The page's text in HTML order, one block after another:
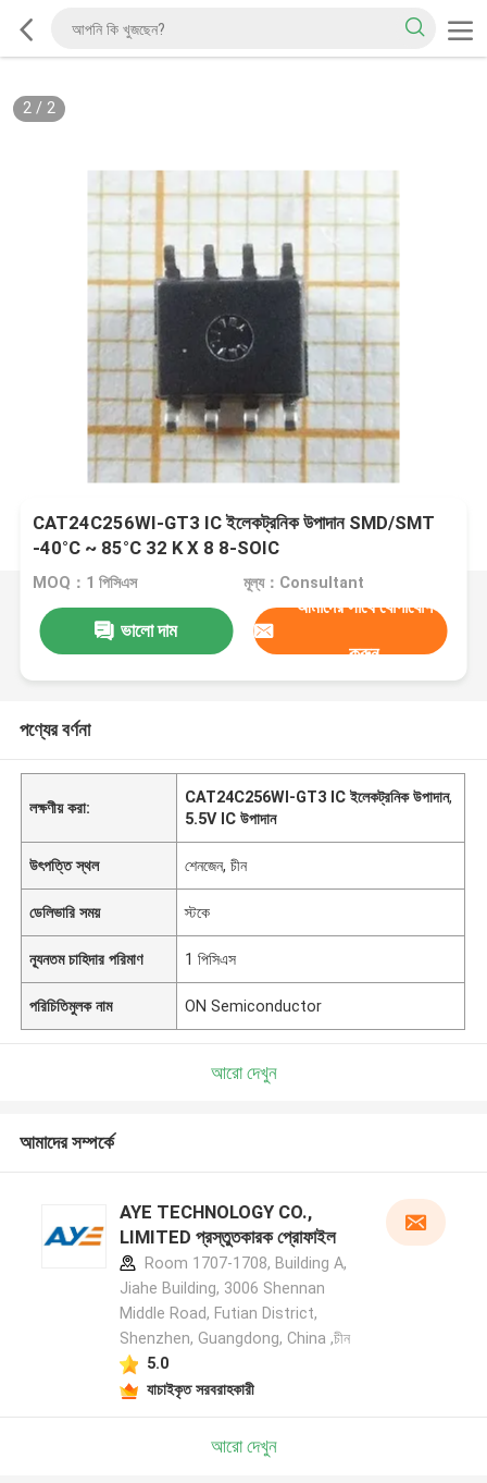
2/ 2
CAT24C256WI-GT3 IC ইলেকট্রনিক উপাদান SMD/SMT
-40°C ~ 85°C 32 K X 8 8-SOIC
MOQ：1 পিসিএস মূল্য：Consultant
ভালো দাম
আমাদের সাথে যোগাযোগ
করুন
পণ্যের বর্ণনা
লক্ষণীয় করা:
CAT24C256WI-GT3 IC ইলেকট্রনিক উপাদান,
5.5V IC উপাদান
উৎপত্তি স্থল শেনজেন, চীন
ডেলিভারি সময় স্টকে
ন্যূনতম চাহিদার পরিমাণ 1 পিসিএস
পরিচিতিমুলক নাম ON Semiconductor
আরো দেখুন
আমাদের সম্পর্কে
AYE TECHNOLOGY CO.,
LIMITED প্রস্তুতকারক প্রোফাইল
Room 1707-1708, Building A,
Jiahe Building, 3006 Shennan
Middle Road, Futian District,
Shenzhen, Guangdong, China ,চীন
5.0
যাচাইকৃত সরবরাহকারী
আরো দেখুন